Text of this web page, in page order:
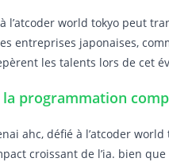
l’atcoder world tokyo peut
entreprises japonaises,
les talents lors de cet
la programmation
ahc, défié à l’atcoder world
croissant de l’ia. bien